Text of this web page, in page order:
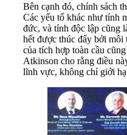
Bên cạnh đó, chính sách
Các yếu tố khác như tính
đức, và tính độc lập cũng
hết được thúc đẩy bởi
của tích hợp toàn cầu
Atkinson cho rằng điều
lĩnh vực, không chỉ giới